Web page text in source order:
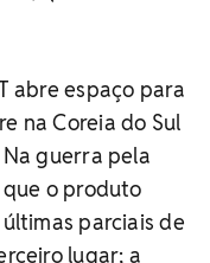
abre espaço para
na Coreia do Sul
guerra pela
o produto
parciais de
lugar; a